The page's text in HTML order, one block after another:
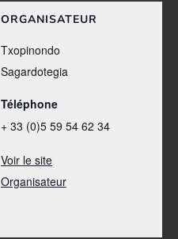
ORGANISATEUR
Txopinondo
Sagardotegia
Téléphone
+ 33 (0)5 59 54 62 34
Voir le site
Organisateur